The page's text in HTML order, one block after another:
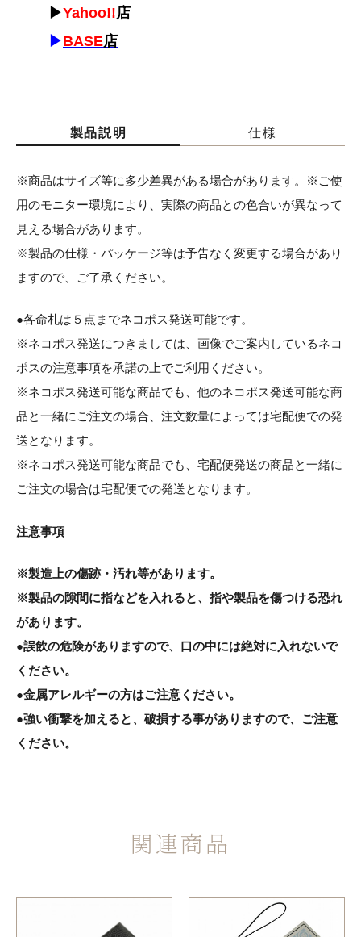
▶Yahoo!!店
▶BASE店
製品説明 仕様
※商品はサイズ等に多少差異がある場合があります。※ご使
用のモニター環境により、実際の商品との色合いが異なって
見える場合があります。
※製品の仕様・パッケージ等は予告なく変更する場合があり
ますので、ご了承ください。
●各命札は５点までネコポス発送可能です。
※ネコポス発送につきましては、画像でご案内しているネコ
ポスの注意事項を承諾の上でご利用ください。
※ネコポス発送可能な商品でも、他のネコポス発送可能な商
品と一緒にご注文の場合、注文数量によっては宅配便での発
送となります。
※ネコポス発送可能な商品でも、宅配便発送の商品と一緒に
ご注文の場合は宅配便での発送となります。
注意事項
※製造上の傷跡・汚れ等があります。
※製品の隙間に指などを入れると、指や製品を傷つける恐れ
があります。
●誤飲の危険がありますので、口の中には絶対に入れないで
ください。
●金属アレルギーの方はご注意ください。
●強い衝撃を加えると、破損する事がありますので、ご注意
ください。
関連商品